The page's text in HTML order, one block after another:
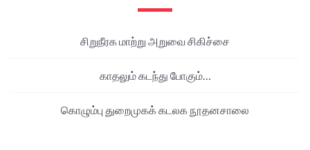
சிறுநீரக மாற்று அறுவை சிகிச்சை
காதலும் கடந்து போகும்…
கொழும்பு துறைமுகக் கடலக நூதனசாலை